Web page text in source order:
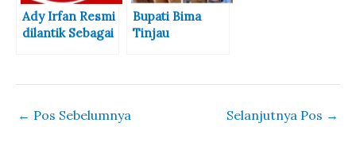
untuk Rakyat
Ady Irfan Resmi
dilantik Sebagai
Bupati Bima
Tinjau
Kalate Pasca
← Pos Sebelumnya Selanjutnya Pos →